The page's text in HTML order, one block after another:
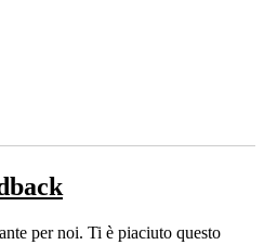
per noi. Ti è piaciuto questo